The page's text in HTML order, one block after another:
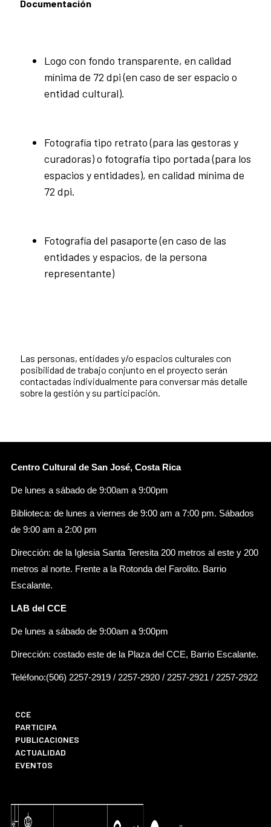
Documentación
Logo con fondo transparente, en calidad
mínima de 72 dpi (en caso de ser espacio o
entidad cultural).
Fotografía tipo retrato (para las gestoras y
curadoras) o fotografía tipo portada (para los
espacios y entidades), en calidad mínima de
72 dpi.
Fotografía del pasaporte (en caso de las
entidades y espacios, de la persona
representante)
Las personas, entidades y/o espacios culturales con
posibilidad de trabajo conjunto en el proyecto serán
contactadas individualmente para conversar más detalle
sobre la gestión y su participación.
Centro Cultural de San José, Costa Rica
De lunes a sábado de 9:00am a 9:00pm
Biblioteca: de lunes a viernes de 9:00 am a 7:00 pm. Sábados
de 9:00 am a 2:00 pm
Dirección: de la Iglesia Santa Teresita 200 metros al este y 200
metros al norte. Frente a la Rotonda del Farolito. Barrio
Escalante.
LAB del CCE
De lunes a sábado de 9:00am a 9:00pm
Dirección: costado este de la Plaza del CCE, Barrio Escalante.
Teléfono:(506) 2257-2919 / 2257-2920 / 2257-2921 / 2257-2922
CCE
PARTICIPA
PUBLICACIONES
ACTUALIDAD
EVENTOS